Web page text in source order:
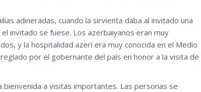
adineradas, cuando la sirvienta daba al invitado una
invitado se fuese. Los azerbaiyanos eran muy
y la hospitalidad azerí era muy conocida en el Medio
por el gobernante del país en honor a la visita de
bienvenida a visitas importantes. Las personas se